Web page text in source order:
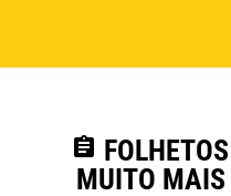
assignment
MUITO MAIS